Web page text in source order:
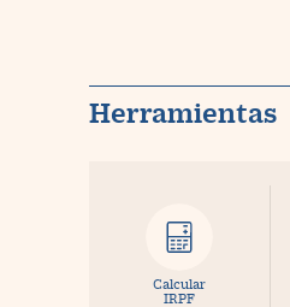
Herramientas
Calcular
IRPF